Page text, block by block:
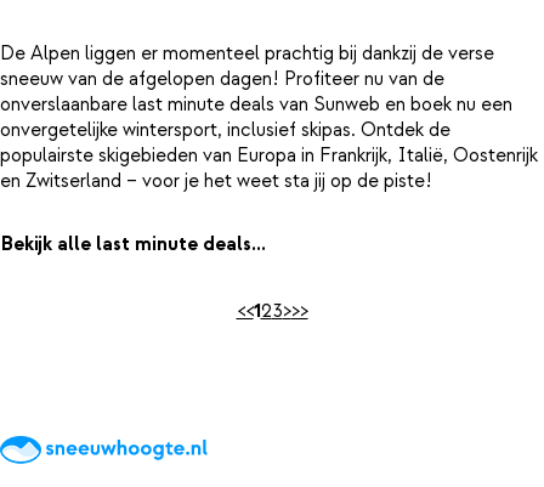
De Alpen liggen er momenteel prachtig bij dankzij de verse
sneeuw van de afgelopen dagen! Profiteer nu van de
onverslaanbare last minute deals van Sunweb en boek nu een
onvergetelijke wintersport, inclusief skipas. Ontdek de
populairste skigebieden van Europa in Frankrijk, Italië, Oostenrijk
en Zwitserland – voor je het weet sta jij op de piste!
Bekijk alle last minute deals...
<<123>>>